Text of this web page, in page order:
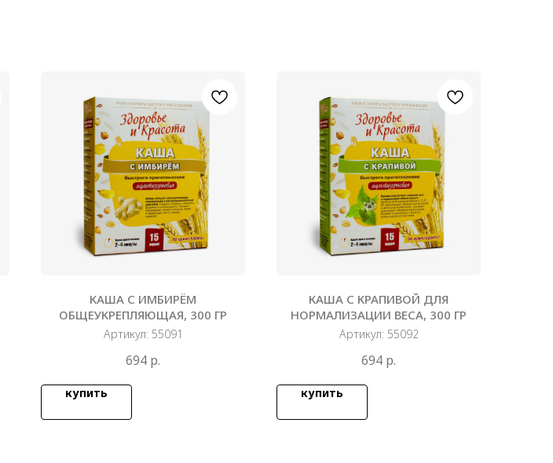
КАША С ИМБИРЁМ
ОБЩЕУКРЕПЛЯЮЩАЯ, 300 ГР
Артикул: 55091
694 р.
купить
КАША С КРАПИВОЙ ДЛЯ
НОРМАЛИЗАЦИИ ВЕСА, 300 ГР
Артикул: 55092
694 р.
купить